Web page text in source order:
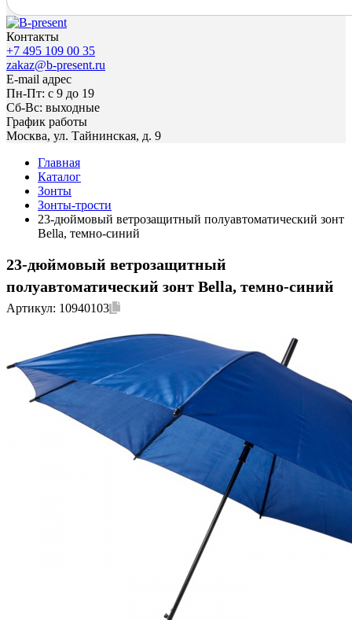
Контакты
+7 495 109 00 35
zakaz@b-present.ru
E-mail адрес
Пн-Пт: с 9 до 19
Сб-Вс: выходные
График работы
Москва, ул. Тайнинская, д. 9
Главная
Каталог
Зонты
Зонты-трости
23-дюймовый ветрозащитный полуавтоматический зонт
Bella, темно-синий
23-дюймовый ветрозащитный
полуавтоматический зонт Bella, темно-синий
Артикул: 10940103